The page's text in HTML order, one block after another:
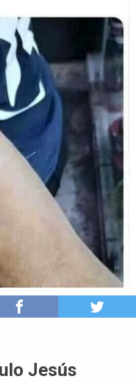
Jesús